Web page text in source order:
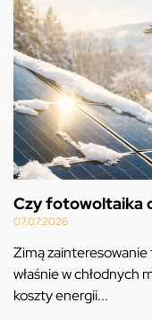
Czy fotowoltaika
07.07.2026
Zimą
właśnie w chłodnych
koszty energii...